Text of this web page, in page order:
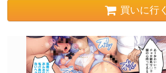
買いに行く